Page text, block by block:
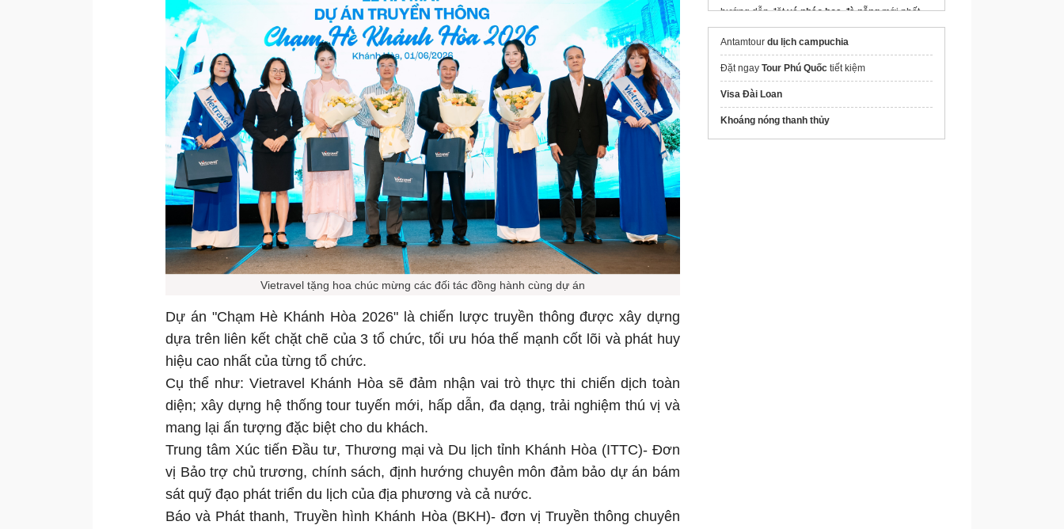
Vietravel tặng hoa chúc mừng các đối tác đồng hành cùng dự án
Dự án "Chạm Hè Khánh Hòa 2026" là chiến lược truyền thông được xây dựng
dựa trên liên kết chặt chẽ của 3 tổ chức, tối ưu hóa thế mạnh cốt lõi và phát huy
hiệu cao nhất của từng tổ chức.
Cụ thể như: Vietravel Khánh Hòa sẽ đảm nhận vai trò thực thi chiến dịch toàn
diện; xây dựng hệ thống tour tuyến mới, hấp dẫn, đa dạng, trải nghiệm thú vị và
mang lại ấn tượng đặc biệt cho du khách.
Trung tâm Xúc tiến Đầu tư, Thương mại và Du lịch tỉnh Khánh Hòa (ITTC)- Đơn
vị Bảo trợ chủ trương, chính sách, định hướng chuyên môn đảm bảo dự án bám
sát quỹ đạo phát triển du lịch của địa phương và cả nước.
Báo và Phát thanh, Truyền hình Khánh Hòa (BKH)- đơn vị Truyền thông chuyên
hướng dẫn đặtvé pháo hoa đà nẵngmới nhất
Tour Du Lịch Teambuilding
xem f1
Công viên nước
xây nhà trọn gói Viettel Construction
Mua eSIM du lịch Indonesia
Antamtour du lịch campuchia
Đặt ngay Tour Phú Quốc tiết kiệm
Visa Đài Loan
Khoáng nóng thanh thủy